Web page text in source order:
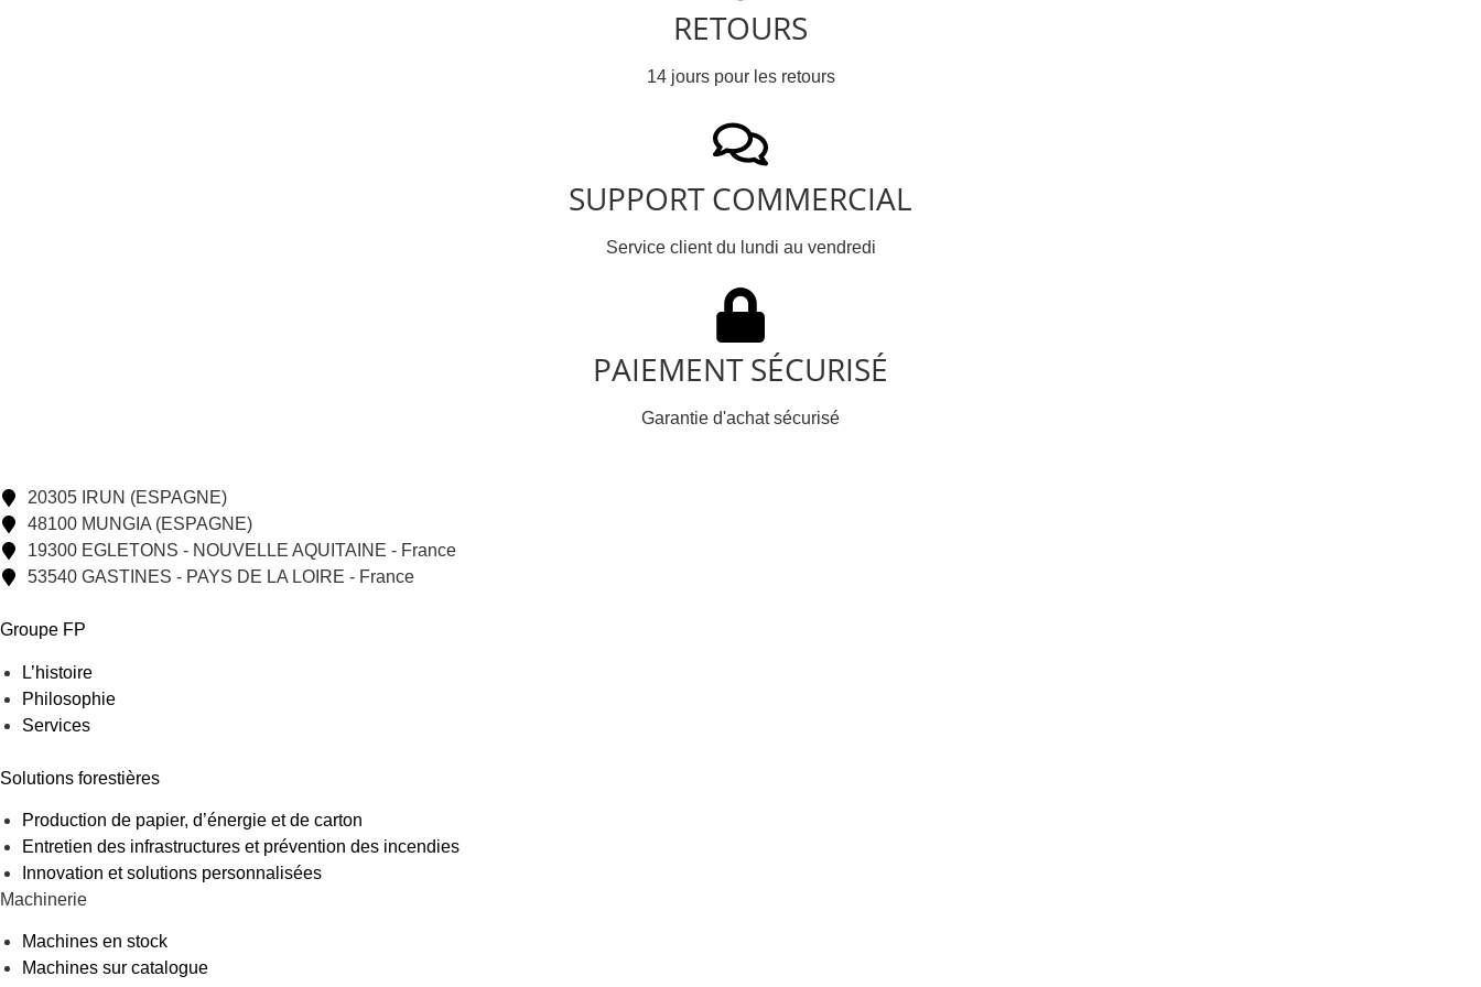
RETOURS
14 jours pour les retours
SUPPORT COMMERCIAL
Service client du lundi au vendredi
PAIEMENT SÉCURISÉ
Garantie d'achat sécurisé
20305 IRUN (ESPAGNE)
48100 MUNGIA (ESPAGNE)
19300 EGLETONS - NOUVELLE AQUITAINE - France
53540 GASTINES - PAYS DE LA LOIRE - France
Groupe FP
L’histoire
Philosophie
Services
Solutions forestières
Production de papier, d’énergie et de carton
Entretien des infrastructures et prévention des incendies
Innovation et solutions personnalisées
Machinerie
Machines en stock
Machines sur catalogue